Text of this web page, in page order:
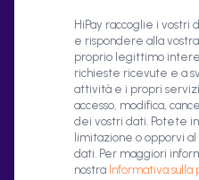
HiPay raccoglie i vostri
e rispondere alla
proprio legittimo
richieste ricevute e a
attività e i propri
accesso, modifica,
dei vostri dati. Potete
limitazione o opporvi
dati. Per maggiori
nostra Informativa sulla